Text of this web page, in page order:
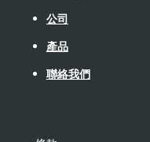
公司
產品
聯絡我們